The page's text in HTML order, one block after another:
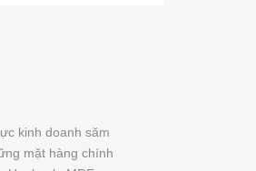
kinh doanh săm
mặt hàng chính